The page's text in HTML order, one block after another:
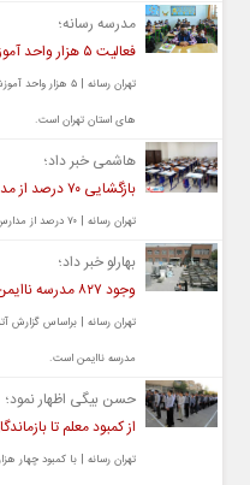
مدرسه رسانه؛
فعالیت ۵ هزار واحد آموزشی شهرستان های استان تهران
تهران رسانه | ۵
های استان تهران است.
هاشمی خبر داد؛
بازگشایی ۷۰ درصد از مدارس استان تهران
تهران رسانه | ۷۰ درصد از مدارس استان تهران مجوز بازگشایی گرفته‌اند.
بهارلو خبر داد؛
وجود ۸۲۷ مدرسه ناایمن در شهر تهران
مدرسه ناایمن است.
حسن بیگی اظهار نمود؛
از کمبود معلم تا